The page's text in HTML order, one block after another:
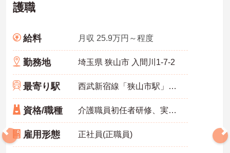
護職
給料 月収 25.9万円～程度
勤務地 埼玉県 狭山市 入間川1-7-2
最寄り駅 西武新宿線「狭山市駅」徒歩4分
資格/職種 介護職員初任者研修、実務者研修のいずれか
雇用形態 正社員(正職員)